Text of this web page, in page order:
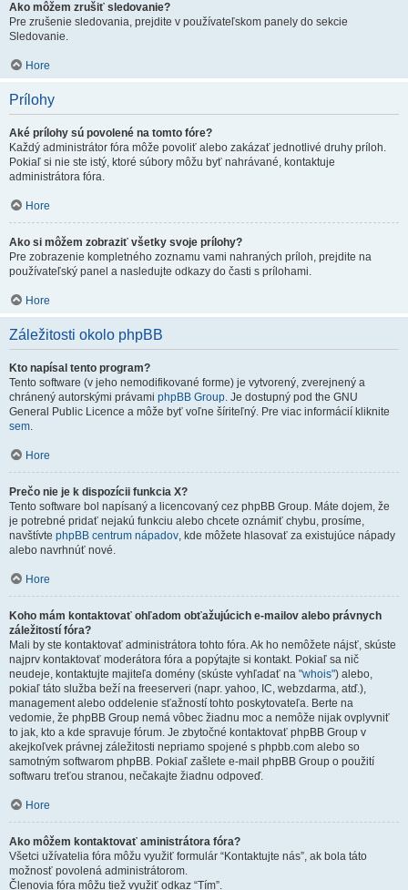
Ako môžem zrušiť sledovanie?
Pre zrušenie sledovania, prejdite v používateľskom panely do sekcie
Sledovanie.
Hore
Prílohy
Aké prílohy sú povolené na tomto fóre?
Každý administrátor fóra môže povoliť alebo zakázať jednotlivé druhy príloh.
Pokiaľ si nie ste istý, ktoré súbory môžu byť nahrávané, kontaktuje
administrátora fóra.
Hore
Ako si môžem zobraziť všetky svoje prílohy?
Pre zobrazenie kompletného zoznamu vami nahraných príloh, prejdite na
používateľský panel a nasledujte odkazy do časti s prílohami.
Hore
Záležitosti okolo phpBB
Kto napísal tento program?
Tento software (v jeho nemodifikované forme) je vytvorený, zverejnený a
chránený autorskými právami phpBB Group. Je dostupný pod the GNU
General Public Licence a môže byť voľne šíriteľný. Pre viac informácií kliknite
sem.
Hore
Prečo nie je k dispozícii funkcia X?
Tento software bol napísaný a licencovaný cez phpBB Group. Máte dojem, že
je potrebné pridať nejakú funkciu alebo chcete oznámiť chybu, prosíme,
navštívte phpBB centrum nápadov, kde môžete hlasovať za existujúce nápady
alebo navrhnúť nové.
Hore
Koho mám kontaktovať ohľadom obťažujúcich e-mailov alebo právnych
záležitostí fóra?
Mali by ste kontaktovať administrátora tohto fóra. Ak ho nemôžete nájsť, skúste
najprv kontaktovať moderátora fóra a popýtajte si kontakt. Pokiaľ sa nič
neudeje, kontaktujte majiteľa domény (skúste vyhľadať na "whois") alebo,
pokiaľ táto služba beží na freeserveri (napr. yahoo, IC, webzdarma, atď.),
management alebo oddelenie sťažností tohto poskytovateľa. Berte na
vedomie, že phpBB Group nemá vôbec žiadnu moc a nemôže nijak ovplyvniť
to jak, kto a kde spravuje fórum. Je zbytočné kontaktovať phpBB Group v
akejkoľvek právnej záležitosti nepriamo spojené s phpbb.com alebo so
samotným softwarom phpBB. Pokiaľ zašlete e-mail phpBB Group o použití
softwaru treťou stranou, nečakajte žiadnu odpoveď.
Hore
Ako môžem kontaktovať aministrátora fóra?
Všetci užívatelia fóra môžu využiť formulár “Kontaktujte nás”, ak bola táto
možnosť povolená administrátorom.
Členovia fóra môžu tiež využiť odkaz “Tím”.